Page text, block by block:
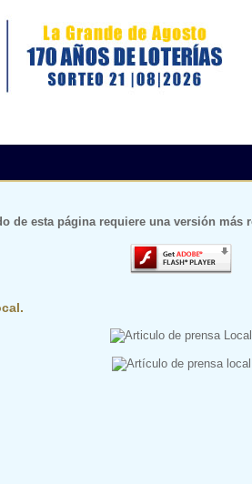
de esta página requiere una versión más